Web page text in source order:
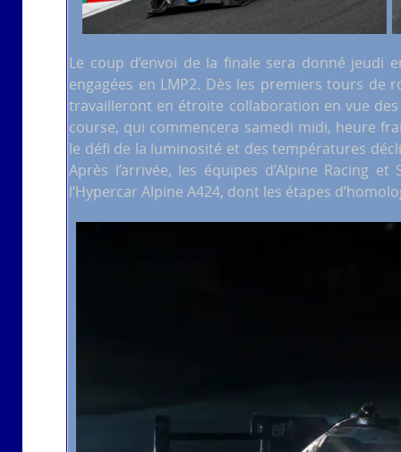
Le coup d’envoi de la finale sera donné jeudi
engagées en LMP2. Dès les premiers tours de
travailleront en étroite collaboration en vue
course, qui commencera samedi midi, heure
le défi de la luminosité et des températures
Après l’arrivée, les équipes d’Alpine Racing
l’Hypercar Alpine A424, dont les étapes